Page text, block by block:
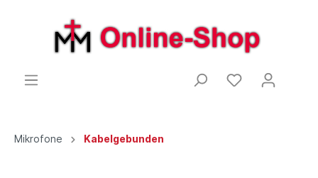
Mikrofone Kabelgebunden